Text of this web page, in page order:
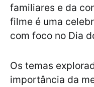
familiares e da
filme é uma
com foco no Dia
Os temas
importância da